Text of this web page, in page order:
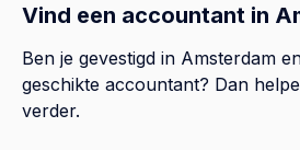
Vind een accountant in
Ben je gevestigd in Amsterdam
geschikte accountant? Dan
verder.